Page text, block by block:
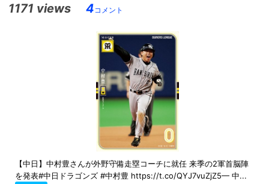
1171 views 4コメント
【中日】中村豊さんが外野守備走塁コーチに就任 来季の2軍首脳陣
を発表#中日ドラゴンズ #中村豊 https://t.co/QYJ7vuZjZ5— 中...